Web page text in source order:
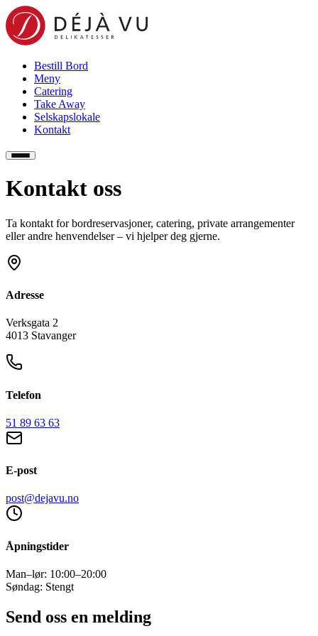
Bestill Bord
Meny
Catering
Take Away
Selskapslokale
Kontakt
Kontakt oss
Ta kontakt for bordreservasjoner, catering, private arrangementer
eller andre henvendelser – vi hjelper deg gjerne.
Adresse
Verksgata 2
4013 Stavanger
Telefon
51 89 63 63
E-post
post@dejavu.no
Åpningstider
Man–lør: 10:00–20:00
Søndag: Stengt
Send oss en melding